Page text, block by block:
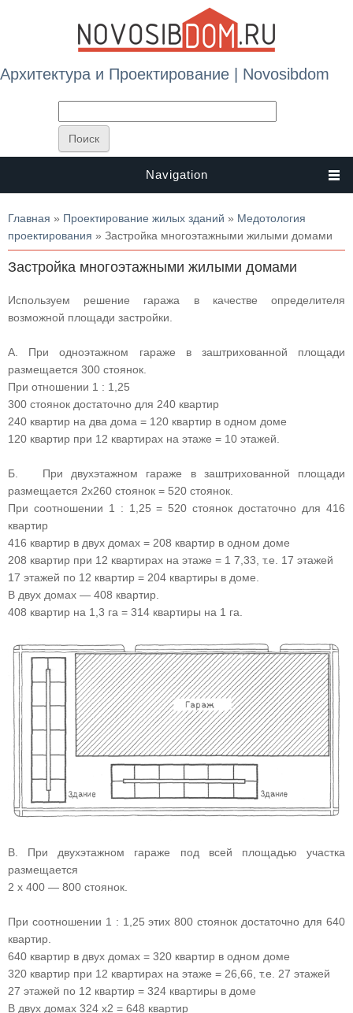
Архитектура и Проектирование | Novosibdom
Navigation
Вы здесь
Главная » Проектирование жилых зданий » Медотология
проектирования » Застройка многоэтажными жилыми домами
Застройка многоэтажными жилыми домами
Используем решение гаража в качестве определителя
возможной площади застройки.
А. При одноэтажном гараже в заштрихованной площади
размещается 300 стоянок.
При отношении 1 : 1,25
300 стоянок достаточно для 240 квартир
240 квартир на два дома = 120 квартир в одном доме
120 квартир при 12 квартирах на этаже = 10 этажей.
Б. При двухэтажном гараже в заштрихованной площади
размещается 2х260 стоянок = 520 стоянок.
При соотношении 1 : 1,25 = 520 стоянок достаточно для 416
квартир
416 квартир в двух домах = 208 квартир в одном доме
208 квартир при 12 квартирах на этаже = 1 7,33, т.е. 17 этажей
17 этажей по 12 квартир = 204 квартиры в доме.
В двух домах — 408 квартир.
408 квартир на 1,3 га = 314 квартиры на 1 га.
В. При двухэтажном гараже под всей площадью участка
размещается
2 х 400 — 800 стоянок.
При соотношении 1 : 1,25 этих 800 стоянок достаточно для 640
квартир.
640 квартир в двух домах = 320 квартир в одном доме
320 квартир при 12 квартирах на этаже = 26,66, т.е. 27 этажей
27 этажей по 12 квартир = 324 квартиры в доме
В двух домах 324 х2 = 648 квартир